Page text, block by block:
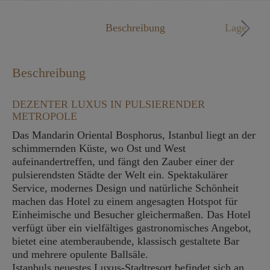
Beschreibung Lage
Beschreibung
DEZENTER LUXUS IN PULSIERENDER
METROPOLE
Das Mandarin Oriental Bosphorus, Istanbul liegt an der
schimmernden Küste, wo Ost und West
aufeinandertreffen, und fängt den Zauber einer der
pulsierendsten Städte der Welt ein. Spektakulärer
Service, modernes Design und natürliche Schönheit
machen das Hotel zu einem angesagten Hotspot für
Einheimische und Besucher gleichermaßen. Das Hotel
verfügt über ein vielfältiges gastronomisches Angebot,
bietet eine atemberaubende, klassisch gestaltete Bar
und mehrere opulente Ballsäle.
Istanbuls neuestes Luxus-Stadtresort befindet sich an